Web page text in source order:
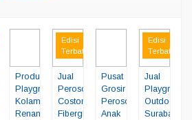
Produsen
Playground
Kolam
Renang
Edisi
Terbatas
Jual
Perosotan
Costom
Fiberglass
Pusat
Grosir
Perosotan
Anak
Edisi
Terbatas
Jual
Playground
Outdoor
Surabaya